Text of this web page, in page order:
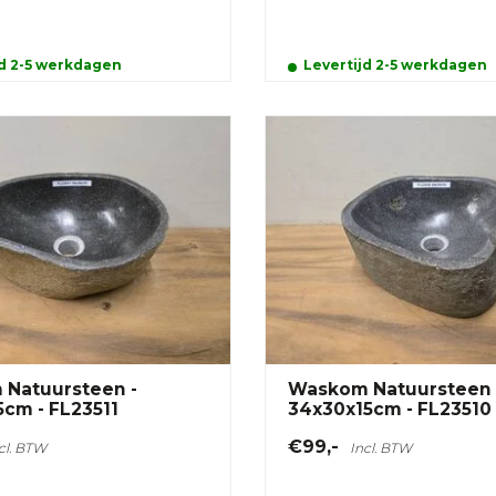
2-5 werkdagen Levertijd 2-5 werkdagen
Natuursteen -
- FL23511
BTW
Waskom Natuursteen
34x30x15cm - FL23510
€99,- Incl. BTW